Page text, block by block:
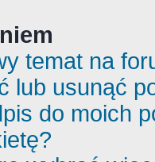
temat na
lub usunąć
do moich